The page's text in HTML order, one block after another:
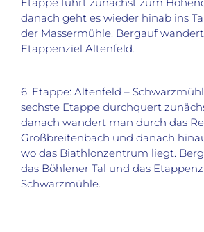
danach geht es wieder hinab ins
der Massermühle. Bergauf
Etappenziel Altenfeld.
6. Etappe: Altenfeld –
sechste Etappe durchquert
danach wandert man durch das
Großbreitenbach und danach
wo das Biathlonzentrum liegt.
das Böhlener Tal und das
Schwarzmühle.